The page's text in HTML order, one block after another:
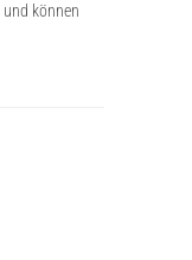
können